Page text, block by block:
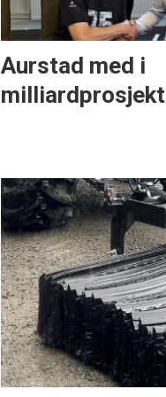
Aurstad med i
milliardprosjekt